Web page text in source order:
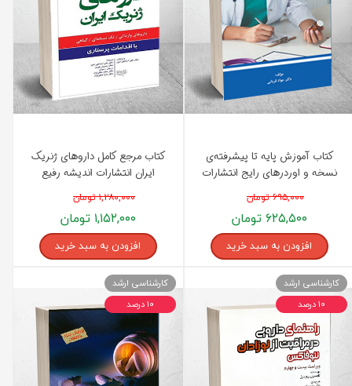
کتاب آموزش پایه تا پیشرفته‌ی
نسخه و اوردرهای رایج انتشارات
۶۹۵,۰۰۰ تومان
۶۲۵,۵۰۰ تومان
افزودن به سبد خرید
کتاب مرجع کامل داروهای ژنریک
ایران انتشارات اندیشه رفیع
۱,۲۸۰,۰۰۰ تومان
۱,۱۵۲,۰۰۰ تومان
افزودن به سبد خرید
کارشناسی ارشد
۱۰ درصد
کارشناسی ارشد
۱۰ درصد